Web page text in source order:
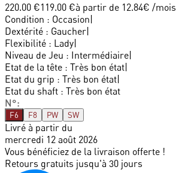
220.00 €119.00 €à partir de 12.84€ /mois
Condition : Occasion|
Dextérité : Gaucher|
Flexibilité : Lady|
Niveau de Jeu : Intermédiaire|
Etat de la tête : Très bon état|
Etat du grip : Très bon état|
Etat du shaft : Très bon état
N°:
F6 F8 PW SW
Livré à partir du
mercredi 12 août 2026
Vous bénéficiez de la livraison offerte !
Retours gratuits jusqu'à 30 jours